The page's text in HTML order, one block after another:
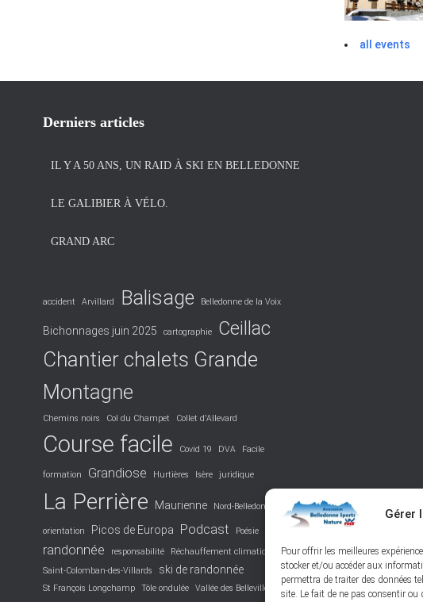
Gérer
Pour offrir les meilleures
stocker et/ou accéder aux
permettra de traiter des données
site. Le fait de ne pas consentir
all events
Derniers articles
IL Y A 50 ANS, UN RAID À SKI EN BELLEDONNE
LE GALIBIER À VÉLO.
GRAND ARC
accident Arvillard Balisage Belledonne de la Voix
Bichonnages juin 2025 cartographie Ceillac
Chantier chalets Grande
Montagne
Chemins noirs Col du Champet Collet d'Allevard
Course facile Covid 19 DVA Facile
formation Grandiose Hurtières Isère juridique
La Perrière Maurienne Nord-Belledonne
orientation Picos de Europa Podcast Poésie
randonnée responsabilité
Réchauffement climatique
Saint-Colomban-des-Villards
ski de randonnée
St François Longchamp Tôle ondulée
Vallée des Belleville